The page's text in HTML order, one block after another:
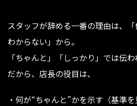
スタッフが辞める一番の理由は、
わからない」から。
「ちゃんと」「しっかり」では伝わ
だから、店長の役目は、
・何が“ちゃんと”かを示す（基準を